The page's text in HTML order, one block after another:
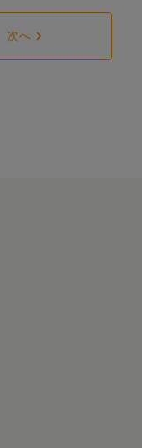
次へ